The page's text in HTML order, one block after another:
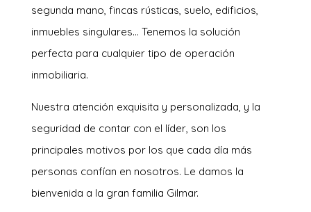
segunda mano, fincas rústicas, suelo, edificios,
inmuebles singulares… Tenemos la solución
perfecta para cualquier tipo de operación
inmobiliaria.
Nuestra atención exquisita y personalizada, y la
seguridad de contar con el líder, son los
principales motivos por los que cada día más
personas confían en nosotros. Le damos la
bienvenida a la gran familia Gilmar.